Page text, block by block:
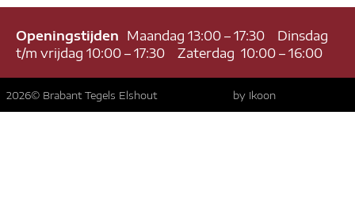
Openingstijden Maandag 13:00 – 17:30 Dinsdag
t/m vrijdag 10:00 – 17:30 Zaterdag 10:00 – 16:00
2026© Brabant Tegels Elshout by Ikoon